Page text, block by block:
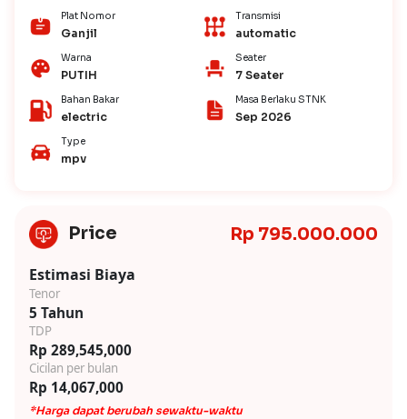
Plat Nomor
Ganjil
Transmisi
automatic
Warna
PUTIH
Seater
7 Seater
Bahan Bakar
electric
Masa Berlaku STNK
Sep 2026
Type
mpv
Price Rp 795.000.000
Estimasi Biaya
Tenor
5 Tahun
TDP
Rp 289,545,000
Cicilan per bulan
Rp 14,067,000
*Harga dapat berubah sewaktu-waktu